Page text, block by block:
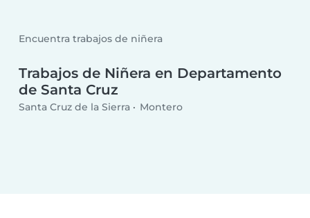
Encuentra trabajos de niñera
Trabajos de Niñera en Departamento
de Santa Cruz
Santa Cruz de la Sierra Montero